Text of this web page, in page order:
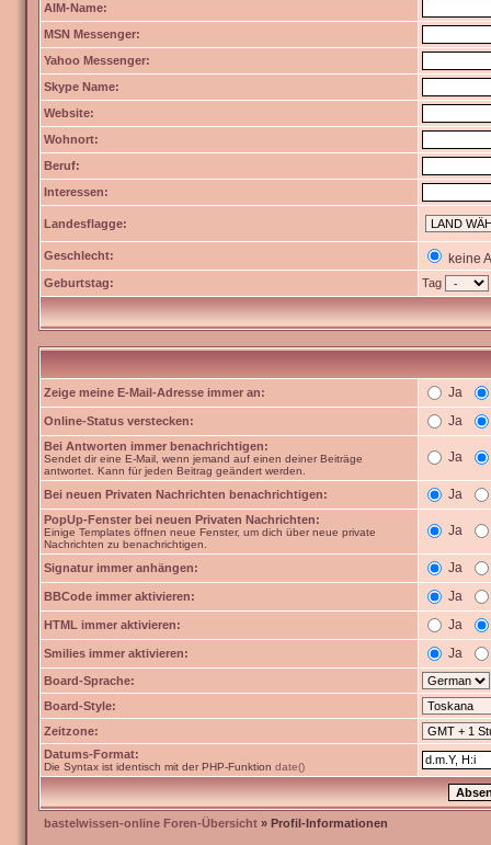
AIM-Name:
MSN Messenger:
Yahoo Messenger:
Skype Name:
Website:
Wohnort:
Beruf:
Interessen:
Landesflagge:
Geschlecht: keine
Geburtstag: Tag
Zeige meine E-Mail-Adresse immer an: Ja
Online-Status verstecken: Ja
Bei Antworten immer benachrichtigen:
Sendet dir eine E-Mail, wenn jemand auf einen deiner Beiträge
antwortet. Kann für jeden Beitrag geändert werden.
Ja
Bei neuen Privaten Nachrichten benachrichtigen: Ja
PopUp-Fenster bei neuen Privaten Nachrichten:
Einige Templates öffnen neue Fenster, um dich über neue private
Nachrichten zu benachrichtigen.
Ja
Signatur immer anhängen: Ja
BBCode immer aktivieren: Ja
HTML immer aktivieren: Ja
Smilies immer aktivieren: Ja
Board-Sprache:
Board-Style:
Zeitzone:
Datums-Format:
Die Syntax ist identisch mit der PHP-Funktion date()
bastelwissen-online Foren-Übersicht » Profil-Informationen